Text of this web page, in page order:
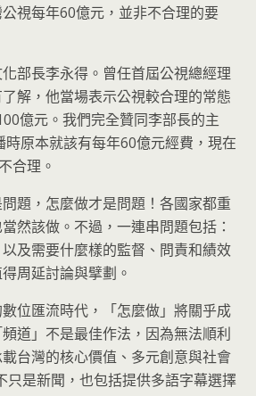
視每年60億元，並非不合理的要
部長李永得。曾任首屆公視總經理
解，他當場表示公視較合理的常態
億元。我們完全贊同李部長的主
時原本就該有每年60億元經費，現在
合理。
題，怎麼做才是問題！各國家都重
然該做。不過，一連串問題包括：
及需要什麼樣的監督、問責和績效
周延討論與擘劃。
位匯流時代，「怎麼做」將關乎成
道」不是最佳作法，因為無法順利
台灣的核心價值、多元創意與社會
是新聞，也包括提供多語字幕選擇